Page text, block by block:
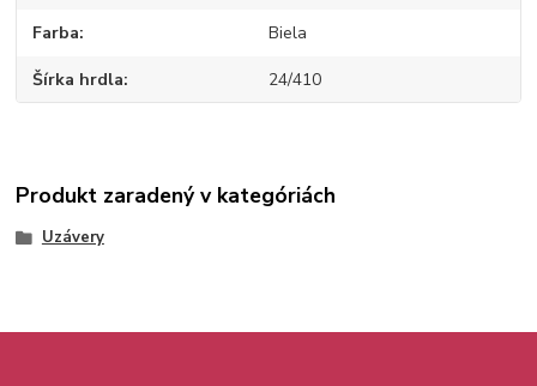
Farba Biela
Šírka hrdla 24/410
Produkt zaradený v kategóriách
Uzávery